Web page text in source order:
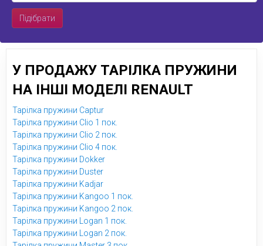
Підібрати
У ПРОДАЖУ ТАРІЛКА ПРУЖИНИ
НА ІНШІ МОДЕЛІ RENAULT
Тарілка пружини Captur
Тарілка пружини Clio 1 пок.
Тарілка пружини Clio 2 пок.
Тарілка пружини Clio 4 пок.
Тарілка пружини Dokker
Тарілка пружини Duster
Тарілка пружини Kadjar
Тарілка пружини Kangoo 1 пок.
Тарілка пружини Kangoo 2 пок.
Тарілка пружини Logan 1 пок.
Тарілка пружини Logan 2 пок.